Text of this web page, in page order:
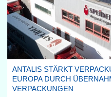
ANTALIS STÄRKT
EUROPA DURCH
VERPACKUNGEN